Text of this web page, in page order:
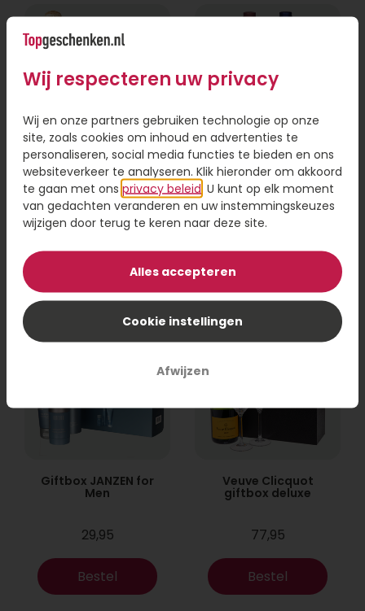
Borrelpakket Spritz
18,95
Scaia duo
32,95
Giftbox JANZEN for
Men
29,95
Bestel
Veuve Clicquot
giftbox deluxe
77,95
Bestel
Wij respecteren uw privacy
Wij en onze partners gebruiken technologie op onze
site, zoals cookies om inhoud en advertenties te
personaliseren, social media functies te bieden en ons
websiteverkeer te analyseren. Klik hieronder om akkoord
te gaan met ons privacy beleid . U kunt op elk moment
van gedachten veranderen en uw instemmingskeuzes
wijzigen door terug te keren naar deze site.
Alles accepteren
Cookie instellingen
Afwijzen